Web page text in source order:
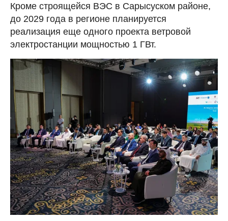
Кроме строящейся ВЭС в Сарысуском районе,
до 2029 года в регионе планируется
реализация еще одного проекта ветровой
электростанции мощностью 1 ГВт.